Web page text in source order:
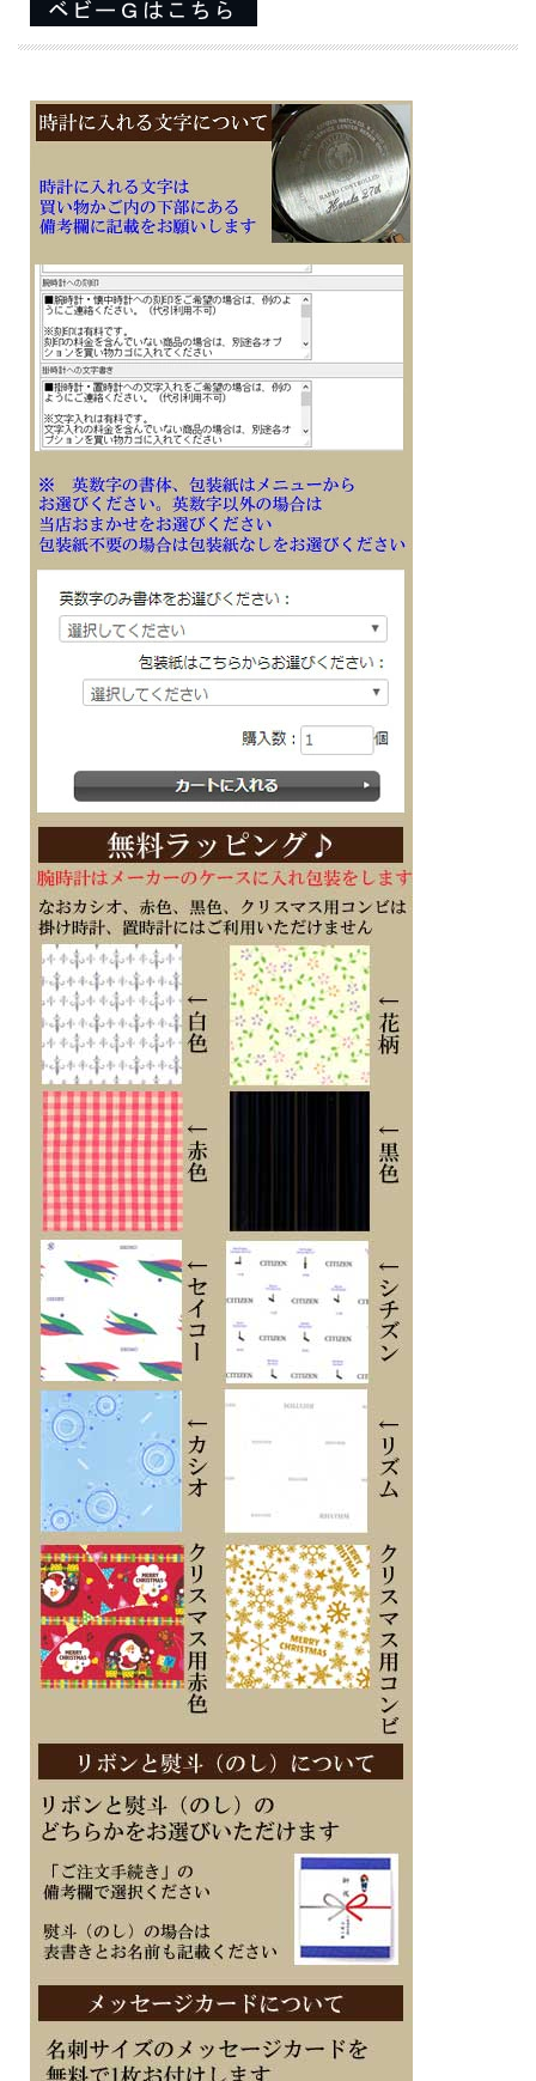
■樹脂バンド
■電池寿命約2年
■スマートフォンと連携しない場合は、通常のクオーツ精度（平均月差±15秒）で
動作します
■樹脂ケース
■ミネラルガラス
■フルオートカレンダー
■幅41.4mm×厚み12.6mm×重さ35g
切替
■モバイルリンク機能（対応携帯電話とのBluetooth?通信による機能連動）
・針退避機能（針が液晶表示と重なって見づらいときは、針を液晶表示の上から一
時的に退避させることができます）
・歩数計測機能
・歩数表示範囲：0～999,999歩
・目標達成率表示（GOALマーク表示付き、目標歩数設定範囲：1,000～50,000
歩、1,000歩単位）
・ステップリマインダー機能（一定時間の間に歩行が少ないと表示と電子音でお
・歩数グラフ（1時間毎の歩数を11時間分6段階でレベル表示）
・ステップインジケーター表示
・パワーセービング機能（一定時間動きが無いと自動的にセンサーをスリープ状
態にし節電）
・ストップウオッチ（1/100秒（1時間未満）／1秒（1時間以上）、24時間計、ラ
ップ／スプリット付き、計測データを最大200本メモリー（計測月・日、ラップ／
スプリットタイム）、ターゲットタイム報知機能付き、ターゲット報知（目標タイ
ム）を10本までセット可能（セット単位：1秒、最大セット：23時間59分59秒））
・タイマー：最大5つの時間設定が可能なインターバル計測用のタイマー（セット
単位：1秒、最大セット：60分、1秒単位で計測、オートリピート、オートスター
文字板用LEDライト（オートライト、スーパーイルミネーター、残照機能、残照時
間切替（1.5秒/3秒）付き）、
LCD部用LEDバックライト（オートライト、スーパーイルミネーター、残照機能、
残照時間切替（1.5秒/3秒）付き）
■メーカーの正規国内保証書付き（1年間保証）
子供 娘 彼女 母親 妻 奥さん お母さん お義母さん 従業員 会社 永年勤続 周年記念
皆勤 栄転 定年 退職 スポーツ 退団 退官 誕生日 入学 成人 卒業 就職 入隊 御祝 贈り
物 贈答品 ギフト 記念品 プレゼントにメッセージ文字名入れ刻印した腕時計を
※１０文字分の加工費込みの表示価格です
※在庫ありの時１０日間前後（土日祝日は除く）で発送予定（在庫切れの場合もあ
ります）
※刻印文字はカート内の備考欄に記載ください